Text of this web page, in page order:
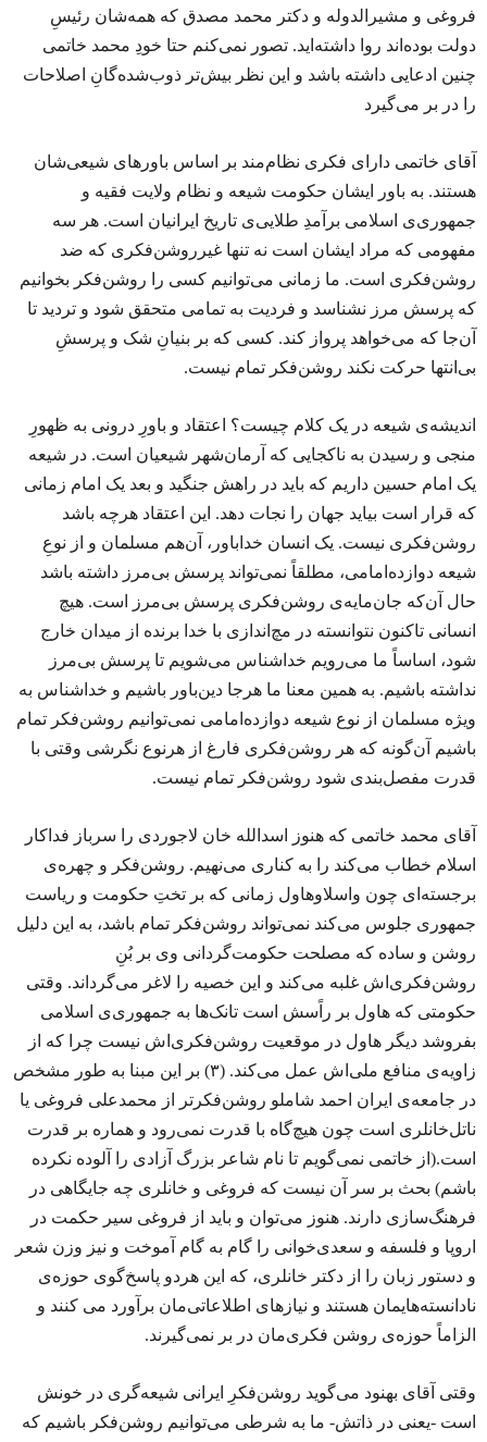
فروغی و مشیرالدوله و دکتر محمد مصدق که همه‌شان رئیسِ
دولت بوده‌اند روا داشته‌اید. تصور نمی‌کنم حتا خودِ محمد خاتمی
چنین ادعایی داشته باشد و این نظر بیش‌تر ذوب‌شده‌گانِ اصلاحات
را در بر می‌گیرد
آقای خاتمی دارای فکری نظام‌مند بر اساس باورهای شیعی‌شان
هستند. به باور ایشان حکومت شیعه و نظام ولایت فقیه و
جمهوری‌ی اسلامی برآمدِ طلایی‌ی تاریخ ایرانیان است. هر سه
مفهومی که مراد ایشان است نه تنها غیرروشن‌فکری که ضد
روشن‌فکری است. ما زمانی می‌توانیم کسی را روشن‌فکر بخوانیم
که پرسش مرز نشناسد و فردیت به تمامی متحقق شود و تردید تا
آن‌جا که می‌خواهد پرواز کند. کسی که بر بنیانِ شک و پرسشِ
بی‌انتها حرکت نکند روشن‌فکر تمام نیست.
اندیشه‌ی شیعه در یک کلام چیست؟ اعتقاد و باورِ درونی به ظهورِ
منجی و رسیدن به ناکجایی که آرمان‌شهر شیعیان است. در شیعه
یک امام حسین داریم که باید در راهش جنگید و بعد یک امام زمانی
که قرار است بیاید جهان را نجات دهد. این اعتقاد هرچه باشد
روشن‌فکری نیست. یک انسان خداباور، آن‌هم مسلمان و از نوعِ
شیعه دوازده‌امامی، مطلقاً نمی‌تواند پرسش بی‌مرز داشته باشد
حال آن‌که جان‌مایه‌ی روشن‌فکری پرسش بی‌مرز است. هیچ
انسانی تاکنون نتوانسته در مچ‌اندازی با خدا برنده از میدان خارج
شود، اساساً ما می‌رویم خداشناس می‌شویم تا پرسش بی‌مرز
نداشته باشیم. به همین معنا ما هرجا دین‌باور باشیم و خداشناس به
ویژه مسلمان از نوع شیعه دوازده‌امامی نمی‌توانیم روشن‌فکر تمام
باشیم آن‌گونه که هر روشن‌فکری فارغ از هرنوع نگرشی وقتی با
قدرت مفصل‌بندی شود روشن‌فکر تمام نیست.
آقای محمد خاتمی که هنوز اسدالله خان لاجوردی را سرباز فداکار
اسلام خطاب می‌کند را به کناری می‌نهیم. روشن‌فکر و چهره‌ی
برجسته‌ای چون واسلاوهاول زمانی که بر تختِ حکومت و ریاست
جمهوری جلوس می‌کند نمی‌تواند روشن‌فکر تمام باشد، به این دلیل
روشن و ساده که مصلحت حکومت‌گردانی وی بر بُنِ
روشن‌فکری‌اش غلبه می‌کند و این خصیه را لاغر می‌گرداند. وقتی
حکومتی که هاول بر راًسش است تانک‌ها به جمهوری‌ی اسلامی
بفروشد دیگر هاول در موقعیت روشن‌فکری‌اش نیست چرا که از
زاویه‌ی منافع ملی‌اش عمل می‌کند. (۳) بر این مبنا به طور مشخص
در جامعه‌ی ایران احمد شاملو روشن‌‌فکرتر از محمدعلی فروغی یا
ناتل‌خانلری است چون هیچ‌گاه با قدرت نمی‌رود و هماره بر قدرت
است.(از خاتمی نمی‌گویم تا نام شاعر بزرگ آزادی را آلوده نکرده
باشم) بحث بر سر آن نیست که فروغی و خانلری چه جایگاهی در
فرهنگ‌سازی دارند. هنوز می‌توان و باید از فروغی سیر حکمت در
اروپا و فلسفه و سعدی‌خوانی را گام به گام آموخت و نیز وزن شعر
و دستور زبان را از دکتر خانلری، که این هردو پاسخ‌گوی حوزه‌ی
نادانسته‌هایمان‌ هستند و نیازهای اطلاعاتی‌مان برآورد می کنند و
الزاماً حوزه‌ی روشن فکری‌مان در بر نمی‌گیرند.
وقتی آقای بهنود می‌گوید روشن‌فکرِ ایرانی شیعه‌گری در خونش
است -یعنی در ذاتش- ما به شرطی می‌توانیم روشن‌فکر باشیم که